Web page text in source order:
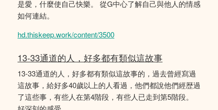
是愛，什麼使自己快樂。 從G中心了解自己與他人的情感
如何連結。
hd.thiskeep.work/content/3500
13-33通道的人，好多都有類似這故事
13-33通道的人，好多都有類似這故事的，過去曾經寫過
這故事，給好多40歲以上的人看過，他們都說他們經歴過
了這些事，有些人在第4階段，有些人已走到第5階段。